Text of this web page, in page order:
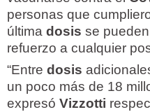
personas que
última dosis se
refuerzo a cualquier
“Entre dosis
un poco más de 18
expresó Vizzotti